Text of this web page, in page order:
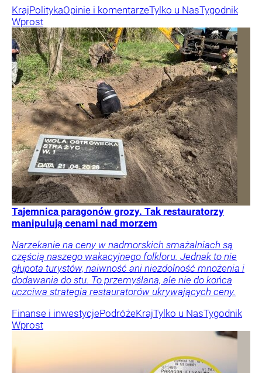
KrajPolitykaOpinie i komentarzeTylko u NasTygodnik
Wprost
Tajemnica paragonów grozy. Tak restauratorzy
manipulują cenami nad morzem
Narzekanie na ceny w nadmorskich smażalniach są
częścią naszego wakacyjnego folkloru. Jednak to nie
głupota turystów, naiwność ani niezdolność mnożenia i
dodawania do stu. To przemyślana, ale nie do końca
uczciwa strategia restauratorów ukrywających ceny.
Finanse i inwestycjePodróżeKrajTylko u NasTygodnik
Wprost